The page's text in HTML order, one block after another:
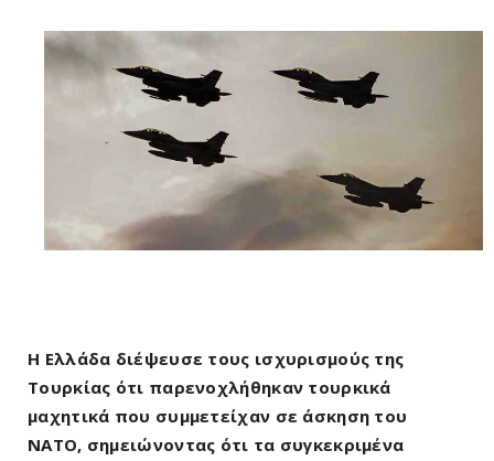
Η Ελλάδα διέψευσε τους ισχυρισμούς της
Τουρκίας ότι παρενοχλήθηκαν τουρκικά
μαχητικά που συμμετείχαν σε άσκηση του
ΝΑΤΟ, σημειώνοντας ότι τα συγκεκριμένα